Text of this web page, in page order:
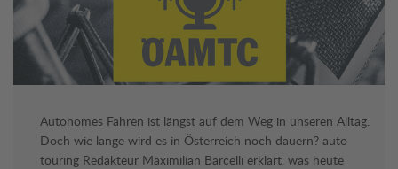
Autonomes Fahren ist längst auf dem Weg in unseren Alltag.
Doch wie lange wird es in Österreich noch dauern? auto
touring Redakteur Maximilian Barcelli erklärt, was heute